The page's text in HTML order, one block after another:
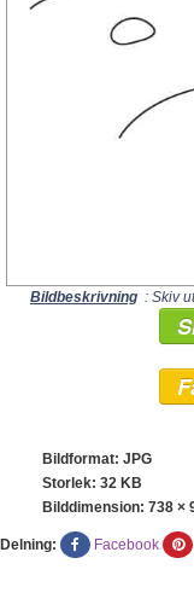
Bildbeskrivning : Skiv
Bildformat: JPG
Storlek: 32 KB
Bilddimension: 738 ×
Delning: Facebook